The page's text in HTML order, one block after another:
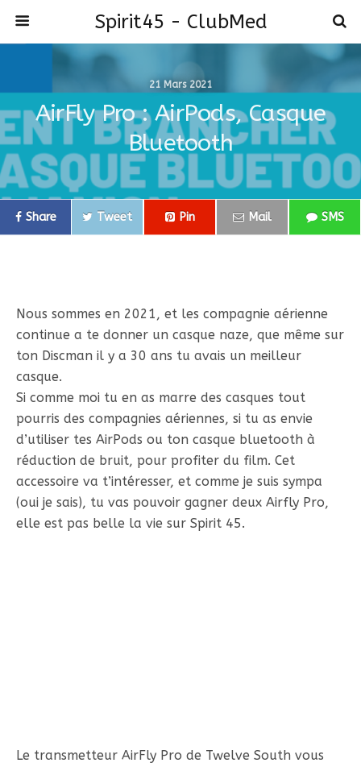
Spirit45 - ClubMed
21 Mars 2021
AirFly Pro : AirPods, Casque
Bluetooth
Share Tweet Pin Mail SMS
Nous sommes en 2021, et les compagnie aérienne
continue a te donner un casque naze, que même sur
ton Discman il y a 30 ans tu avais un meilleur
casque.
Si comme moi tu en as marre des casques tout
pourris des compagnies aériennes, si tu as envie
d’utiliser tes AirPods ou ton casque bluetooth à
réduction de bruit, pour profiter du film. Cet
accessoire va t’intéresser, et comme je suis sympa
(oui je sais), tu vas pouvoir gagner deux Airfly Pro,
elle est pas belle la vie sur Spirit 45.
Le transmetteur AirFly Pro de Twelve South vous